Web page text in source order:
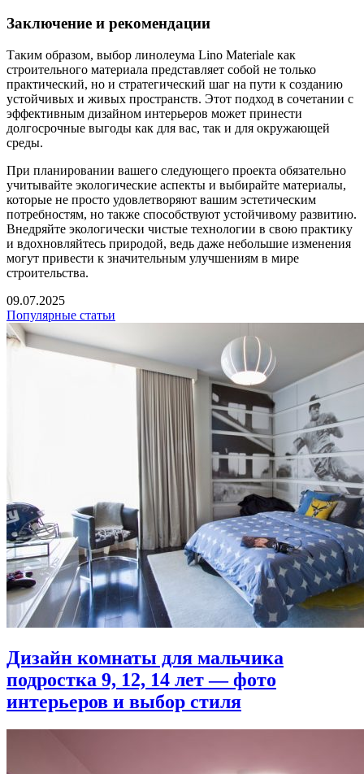
Заключение и рекомендации
Таким образом, выбор линолеума Lino Materiale как
строительного материала представляет собой не только
практический, но и стратегический шаг на пути к созданию
устойчивых и живых пространств. Этот подход в сочетании с
эффективным дизайном интерьеров может принести
долгосрочные выгоды как для вас, так и для окружающей
среды.
При планировании вашего следующего проекта обязательно
учитывайте экологические аспекты и выбирайте материалы,
которые не просто удовлетворяют вашим эстетическим
потребностям, но также способствуют устойчивому развитию.
Внедряйте экологически чистые технологии в свою практику
и вдохновляйтесь природой, ведь даже небольшие изменения
могут привести к значительным улучшениям в мире
строительства.
09.07.2025
Популярные статьи
Дизайн комнаты для мальчика
подростка 9, 12, 14 лет — фото
интерьеров и выбор стиля